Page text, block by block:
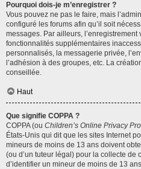
Pourquoi dois-je m’enregistrer ?
Vous pouvez ne pas le faire, mais
configuré les forums afin qu’il soit
messages. Par ailleurs,
fonctionnalités supplémentaires
personnalisés, la messagerie privée,
l’adhésion à des groupes, etc. La
conseillée.
Haut
Que signifie COPPA ?
COPPA (ou Children’s Online Privacy
États-Unis qui dit que les sites Internet
mineurs de moins de 13 ans doivent
(ou d’un tuteur légal) pour la collecte de
d’identifier un mineur de moins de 13